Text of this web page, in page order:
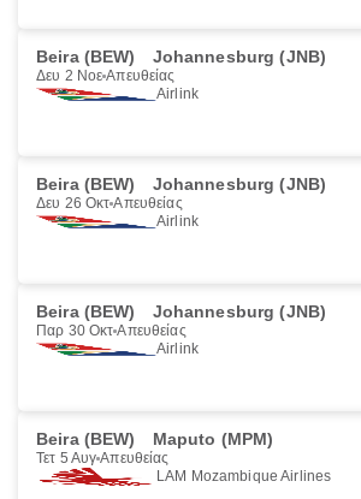
Beira (BEW) Johannesburg (JNB)
Δευ 2 Νοε Απευθείας
Airlink
Beira (BEW) Johannesburg (JNB)
Δευ 26 Οκτ Απευθείας
Airlink
Beira (BEW) Johannesburg (JNB)
Παρ 30 Οκτ Απευθείας
Airlink
Beira (BEW) Maputo (MPM)
Τετ 5 Αυγ Απευθείας
LAM Mozambique Airlines